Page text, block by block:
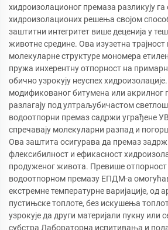
хидроизолационог премаза разликују
хидроизолационих решења својом
заштитни интегритет више деценија у
животне средине. Ова изузетна трајност
молекуларне структуре мономера
пружа инхерентну отпорност на
обично узрокују неуспех
модификованог битумена или акрилног
разлагају под ултраљубичастом
водоотпорни премаз садржи уграђене
спречавају молекуларни разпад и
Ова заштита осигурава да премаз
флексибилност и ефикасност
продуженог живота. Превише отпорност
водоотпорном премазу ЕПДМ-а
екстремне температурне варијације, од
пустињске топлоте, без искушења
узрокује да други материјали пукну или
субстра Лабораторна испитивања и